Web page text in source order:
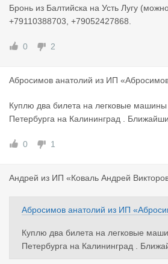
Бронь из Балтийска на Усть Лугу
+79110388703, +79052427868.
0 2
Абросимов анатолий из ИП
Куплю два билета на легковые машины
Петербурга на Калининград .
0 1
Андрей из ИП «Коваль Андрей
Абросимов анатолий из ИП
Куплю два билета на легковые
Петербурга на Калининград .